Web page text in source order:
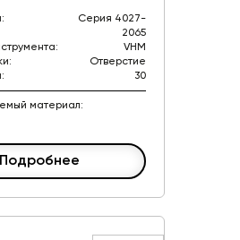
Серия 4027-
2065
VHM
Отверстие
30
материал:
Подробнее